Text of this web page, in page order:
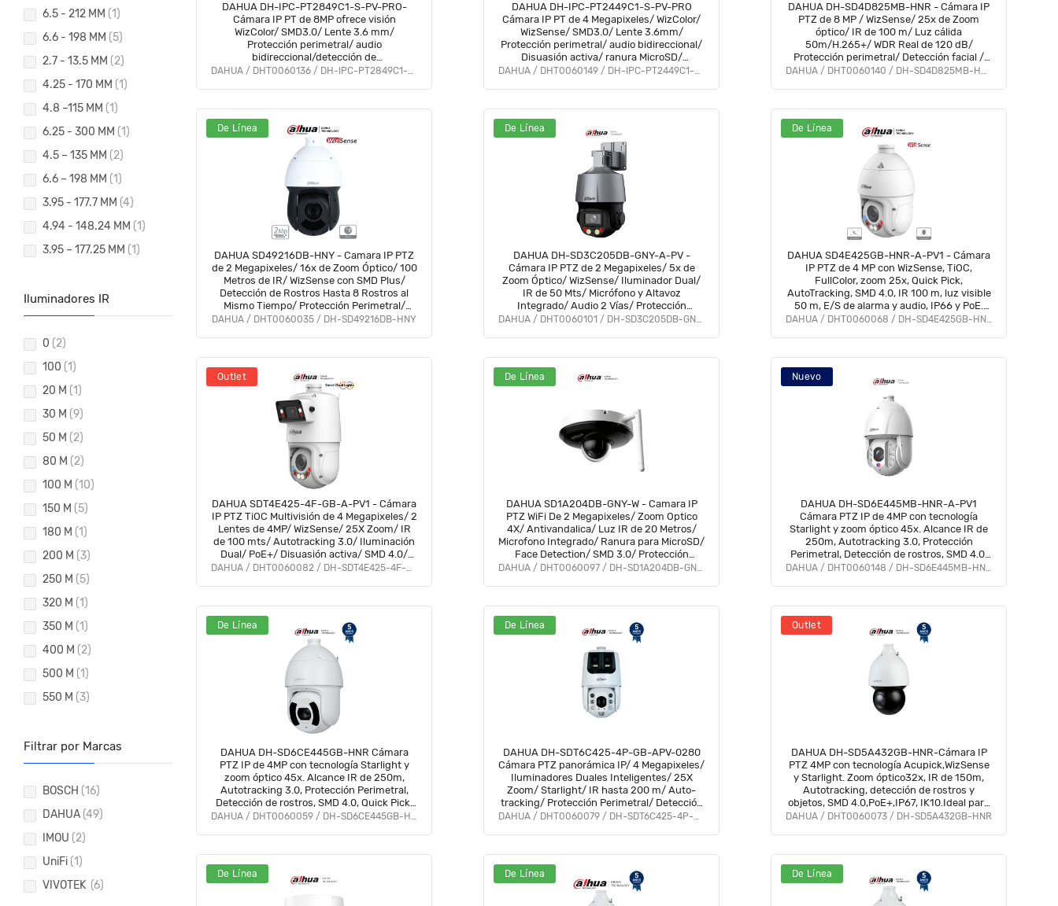
DAHUA DH-IPC-PT2849C1-S-PV-PRO-
Cámara IP PT de 8MP ofrece visión
WizColor/ SMD3.0/ Lente 3.6 mm/
Protección perimetral/ audio
bidireccional/detección de
humanos/Protección Perimetral/ Auto DAHUA / DHT0060136 / DH-IPC-PT2849C1-S-PV-PRO
DAHUA DH-IPC-PT2449C1-S-PV-PRO
Cámara IP PT de 4 Megapixeles/ WizColor/
WizSense/ SMD3.0/ Lente 3.6mm/
Protección perimetral/ audio bidireccional/
Disuasión activa/ ranura MicroSD/
Autotracking lite/ Iluminación
DAHUA / DHT0060149 / DH-IPC-PT2449C1-S-PV-PRO
DAHUA DH-SD4D825MB-HNR - Cámara IP
PTZ de 8 MP / WizSense/ 25x de Zoom
óptico/ IR de 100 m/ Luz cálida
50m/H.265+/ WDR Real de 120 dB/
Protección perimetral/ Detección facial /
SMD 4.0/ Ranura para MicroSD/ IP67/ E&SDAHUA / DHT0060140 / DH-SD4D825MB-HNR
De Línea
DAHUA SD49216DB-HNY - Camara IP PTZ
de 2 Megapixeles/ 16x de Zoom Óptico/ 100
Metros de IR/ WizSense con SMD Plus/
Detección de Rostros Hasta 8 Rostros al
Mismo Tiempo/ Protección Perimetral/
H.265/ WDR Real de 120 dB/ Ranura para
DAHUA / DHT0060035 / DH-SD49216DB-HNY
De Línea
DAHUA DH-SD3C205DB-GNY-A-PV -
Cámara IP PTZ de 2 Megapixeles/ 5x de
Zoom Óptico/ WizSense/ Iluminador Dual/
IR de 50 Mts/ Micrófono y Altavoz
Integrado/ Audio 2 Vías/ Protección
Perimetral/ Disuasión Activa/ 1 Led de LuzDAHUA / DHT0060101 / DH-SD3C205DB-GNY-A-PV
De Línea
DAHUA SD4E425GB-HNR-A-PV1 - Cámara
IP PTZ de 4 MP con WizSense, TiOC,
FullColor, zoom 25x, Quick Pick,
AutoTracking, SMD 4.0, IR 100 m, luz visible
50 m, E/S de alarma y audio, IP66 y PoE.
Tecnología avanzada para tu seguridad DAHUA / DHT0060068 / DH-SD4E425GB-HNR-A-PV1
Outlet
DAHUA SDT4E425-4F-GB-A-PV1 - Cámara
IP PTZ TiOC Multivisión de 4 Megapixeles/ 2
Lentes de 4MP/ WizSense/ 25X Zoom/ IR
de 100 mts/ Autotracking 3.0/ Iluminación
Dual/ PoE+/ Disuasión activa/ SMD 4.0/
Quick Pick/ IP66/ E&S de Alarma y Audio/DAHUA / DHT0060082 / DH-SDT4E425-4F-GB-A-PV1
De Línea
DAHUA SD1A204DB-GNY-W - Camara IP
PTZ WiFi De 2 Megapixeles/ Zoom Optico
4X/ Antivandalica/ Luz IR de 20 Metros/
Microfono Integrado/ Ranura para MicroSD/
Face Detection/ SMD 3.0/ Protección
IP66/IK08/ #DAV #HotSaleDH #WHS
DAHUA / DHT0060097 / DH-SD1A204DB-GNY-W
Nuevo
DAHUA DH-SD6E445MB-HNR-A-PV1
Cámara PTZ IP de 4MP con tecnología
Starlight y zoom óptico 45x. Alcance IR de
250m, Autotracking 3.0, Protección
Perimetral, Detección de rostros, SMD 4.0,
Quick Pick, certificaciones IP67 e IK10.
DAHUA / DHT0060148 / DH-SD6E445MB-HNR-A-PV1
De Línea
DAHUA DH-SD6CE445GB-HNR Cámara
PTZ IP de 4MP con tecnología Starlight y
zoom óptico 45x. Alcance IR de 250m,
Autotracking 3.0, Protección Perimetral,
Detección de rostros, SMD 4.0, Quick Pick,
certificaciones IP67 e IK10.
DAHUA / DHT0060059 / DH-SD6CE445GB-HNR
De Línea
DAHUA DH-SDT6C425-4P-GB-APV-0280
Cámara PTZ panorámica IP/ 4 Megapixeles/
Iluminadores Duales Inteligentes/ 25X
Zoom/ Starlight/ IR hasta 200 m/ Auto-
tracking/ Protección Perimetral/ Detección
Facial/ IP66/ Disuasión Activa/ Sirena yDAHUA / DHT0060079 / DH-SDT6C425-4P-GB-APV-0280
Outlet
DAHUA DH-SD5A432GB-HNR-Cámara IP
PTZ 4MP con tecnología Acupick,WizSense
y Starlight. Zoom óptico32x, IR de 150m,
Autotracking, detección de rostros y
objetos, SMD 4.0,PoE+,IP67, IK10.Ideal para
vigilancia avanzada con alta precisión
DAHUA / DHT0060073 / DH-SD5A432GB-HNR
De Línea De Línea De Línea
6.5 - 212 MM (1)
6.6 - 198 MM (5)
2.7 - 13.5 MM (2)
4.25 - 170 MM (1)
4.8 –115 MM (1)
6.25 - 300 MM (1)
4.5 – 135 MM (2)
6.6 – 198 MM (1)
3.95 - 177.7 MM (4)
4.94 - 148.24 MM (1)
3.95 – 177.25 MM (1)
Iluminadores IR
0 (2)
100 (1)
20 M (1)
30 M (9)
50 M (2)
80 M (2)
100 M (10)
150 M (5)
180 M (1)
200 M (3)
250 M (5)
320 M (1)
350 M (1)
400 M (2)
500 M (1)
550 M (3)
Filtrar por Marcas
BOSCH (16)
DAHUA (49)
IMOU (2)
UniFi (1)
VIVOTEK (6)